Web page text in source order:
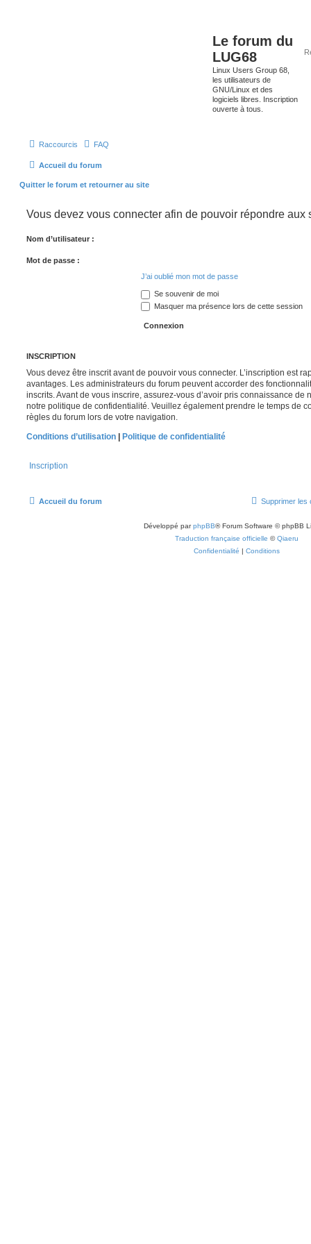
Le forum du
LUG68
Linux Users Group 68,
les utilisateurs de
GNU/Linux et des
logiciels libres. Inscription
ouverte à tous.
Raccourcis FAQ
Accueil du forum
Quitter le forum et retourner au site
Vous devez vous connecter afin de pouvoir répondre aux
Nom d’utilisateur :
Mot de passe :
J’ai oublié mon mot de passe
Se souvenir de moi
Masquer ma présence lors de cette session
INSCRIPTION
Vous devez être inscrit avant de pouvoir vous connecter. L’inscription est
avantages. Les administrateurs du forum peuvent accorder des
inscrits. Avant de vous inscrire, assurez-vous d’avoir pris connaissance de
notre politique de confidentialité. Veuillez également prendre le temps de
règles du forum lors de votre navigation.
Conditions d’utilisation | Politique de confidentialité
Inscription
Accueil du forum Supprimer les
Développé parphpBB® Forum Software © phpBB
Traduction française officielle ©Qiaeru
Confidentialité | Conditions